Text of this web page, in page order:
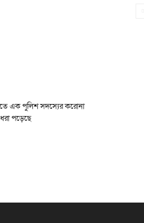
এক পুলিশ সদস্যের করোনা
পড়েছে